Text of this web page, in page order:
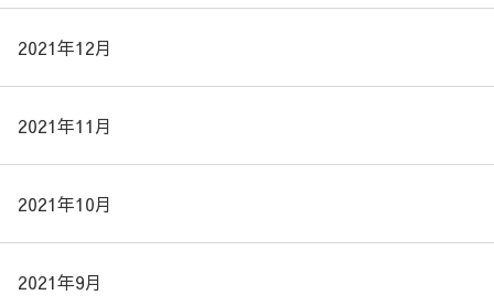
2021年12月
2021年11月
2021年10月
2021年9月